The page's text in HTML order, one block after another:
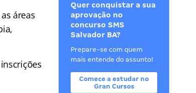
áreas
Quer conquistar a sua
aprovação no
concurso SMS
Salvador BA?
Prepare-se com quem
mais entende do assunto!
Comece a estudar no
Gran Cursos